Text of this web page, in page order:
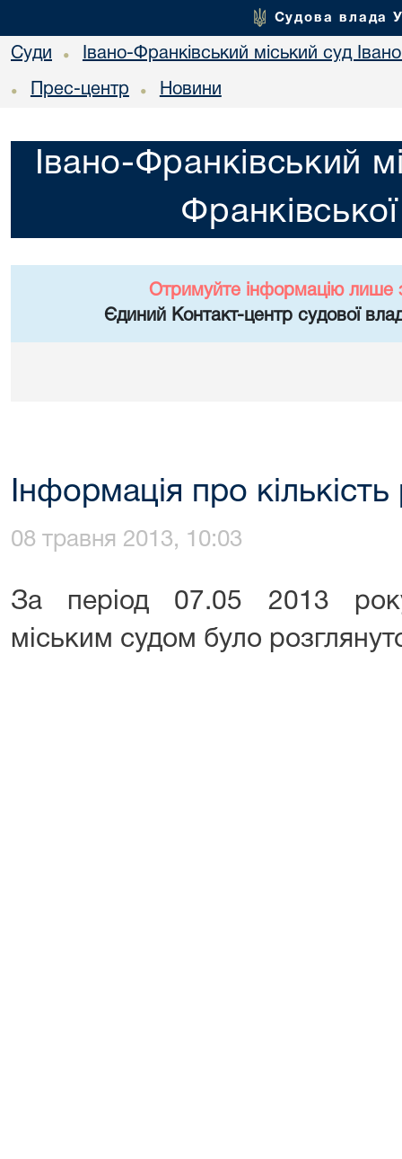
Судова влада
Суди • Івано-Франківський міський суд
• Прес-центр • Новини
Івано-Франківський
Отримуйте інформацію лише
Єдиний Контакт-центр судової
Інформація про
08 травня 2013, 10:03
За період 07.05 2013
міським судом було